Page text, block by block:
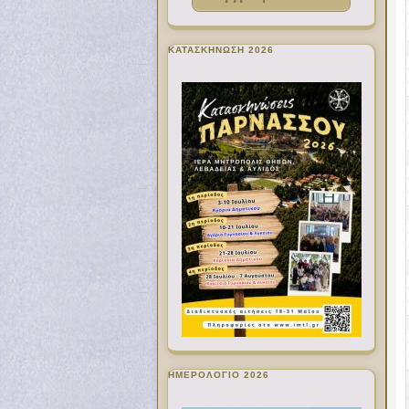
ΚΑΤΑΣΚΗΝΩΣΗ 2026
ΗΜΕΡΟΛΟΓΙΟ 2026